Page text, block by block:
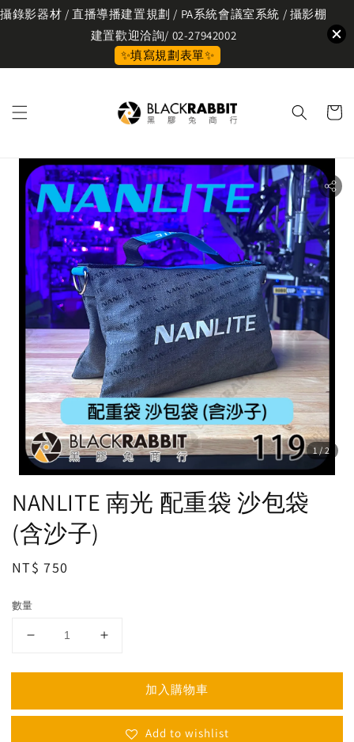
攝錄影器材 / 直播導播建置規劃 / PA系統會議室系統 / 攝影棚
建置歡迎洽詢/ 02-27942002
✨填寫規劃表單✨
1 /2
NANLITE 南光 配重袋 沙包袋
(含沙子)
Regular
NT$ 750
數量
加入購物車
Add to wishlist